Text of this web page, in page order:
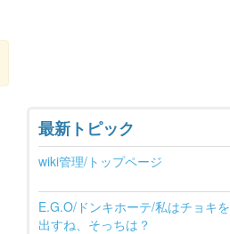
最新トピック
wiki管理/トップページ
E.G.O/ドンキホーテ/私はチョキを
出すね、そっちは？